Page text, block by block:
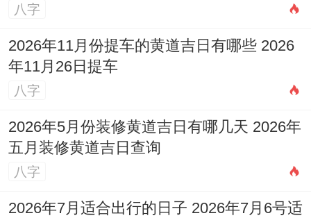
八字
2026年11月份提车的黄道吉日有哪些 2026
年11月26日提车
八字
2026年5月份装修黄道吉日有哪几天 2026年
五月装修黄道吉日查询
八字
2026年7月适合出行的日子 2026年7月6号适